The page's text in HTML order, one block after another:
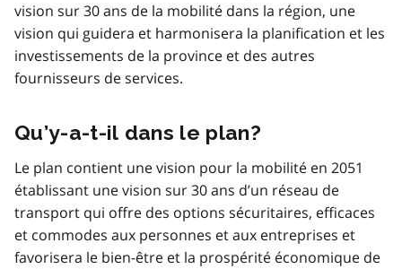
vision sur 30 ans de la mobilité dans la région, une
vision qui guidera et harmonisera la planification et les
investissements de la province et des autres
fournisseurs de services.
Qu’y-a-t-il dans le plan?
Le plan contient une vision pour la mobilité en 2051
établissant une vision sur 30 ans d’un réseau de
transport qui offre des options sécuritaires, efficaces
et commodes aux personnes et aux entreprises et
favorisera le bien-être et la prospérité économique de